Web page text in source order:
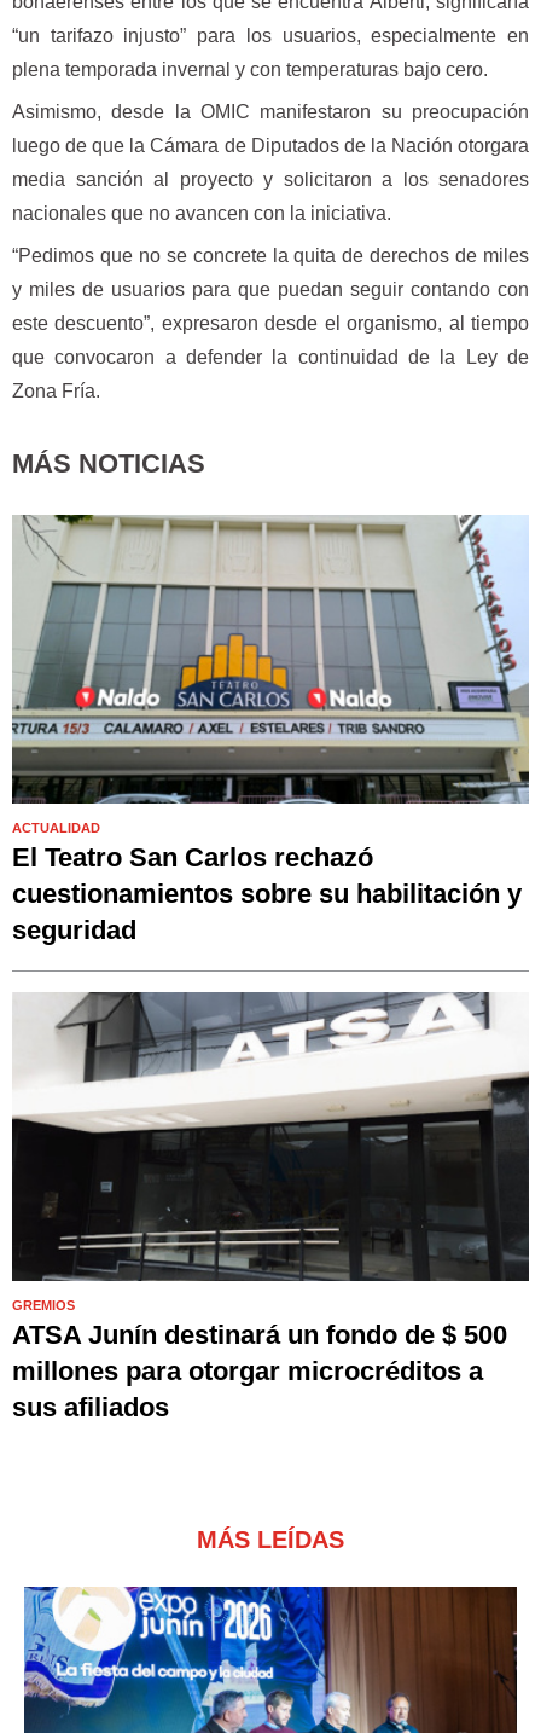
“un tarifazo injusto” para los usuarios, especialmente en
plena temporada invernal y con temperaturas bajo cero.
Asimismo, desde la OMIC manifestaron su preocupación
luego de que la Cámara de Diputados de la Nación otorgara
media sanción al proyecto y solicitaron a los senadores
nacionales que no avancen con la iniciativa.
“Pedimos que no se concrete la quita de derechos de miles
y miles de usuarios para que puedan seguir contando con
este descuento”, expresaron desde el organismo, al tiempo
que convocaron a defender la continuidad de la Ley de
Zona Fría.
MÁS NOTICIAS
ACTUALIDAD
El Teatro San Carlos rechazó
cuestionamientos sobre su habilitación y
seguridad
GREMIOS
ATSA Junín destinará un fondo de $ 500
millones para otorgar microcréditos a
sus afiliados
MÁS LEÍDAS